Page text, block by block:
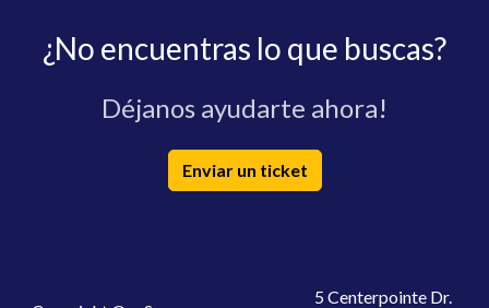
¿No encuentras lo que buscas?
Déjanos ayudarte ahora!
Enviar un ticket
5 Centerpointe Dr.